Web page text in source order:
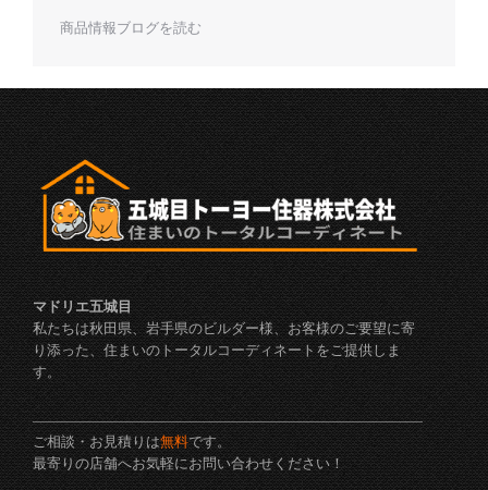
商品情報ブログを読む
マドリエ五城目
私たちは秋田県、岩手県のビルダー様、お客様のご要望に寄
り添った、住まいのトータルコーディネートをご提供しま
す。
ご相談・お見積りは無料です。
最寄りの店舗へお気軽にお問い合わせください！